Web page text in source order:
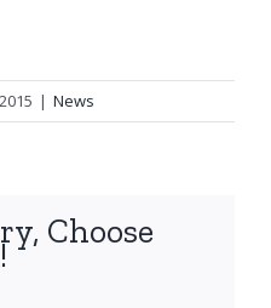
| News
Choose